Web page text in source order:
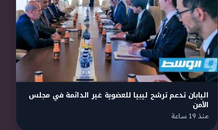
اليابان تدعم ترشح ليبيا للعضوية غير الدائمة في مجلس
الأمن
منذ 19 ساعة